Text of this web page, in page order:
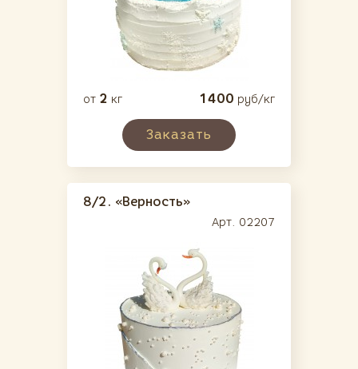
от 2 кг 1400 руб/кг
Заказать
8/2. «Верность»
Арт. 02207